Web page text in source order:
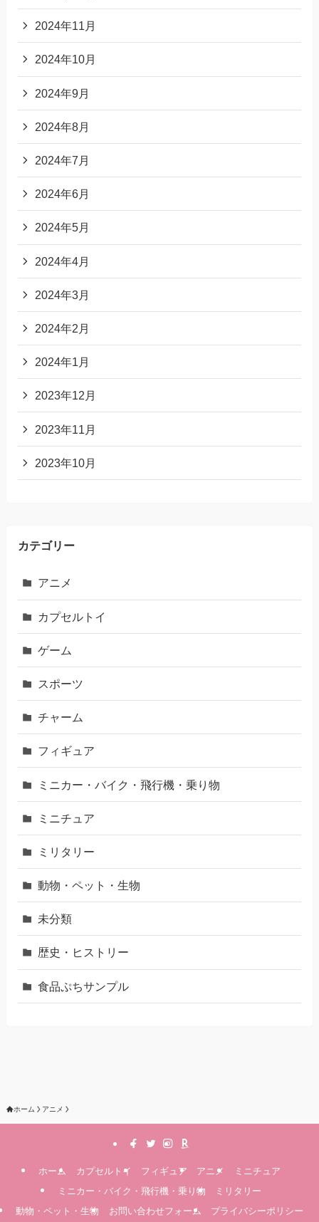
2024年11月
2024年10月
2024年9月
2024年8月
2024年7月
2024年6月
2024年5月
2024年4月
2024年3月
2024年2月
2024年1月
2023年12月
2023年11月
2023年10月
カテゴリー
アニメ
カプセルトイ
ゲーム
スポーツ
チャーム
フィギュア
ミニカー・バイク・飛行機・乗り物
ミニチュア
ミリタリー
動物・ペット・生物
未分類
歴史・ヒストリー
食品ぷちサンプル
ホーム アニメ
ホーム カプセルトイ フィギュア アニメ
ミニチュア
ミニカー・バイク・飛行機・乗り物
ミリタリー
動物・ペット・生物
お問い合わせフォーム プライバシーポリシー